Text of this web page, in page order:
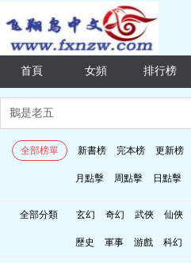
首頁 女頻 排行榜
全部榜單 新書榜 完本榜 更新榜
月點擊 周點擊 日點擊
全部分類 玄幻 奇幻 武俠 仙俠
歷史 軍事 游戲 科幻